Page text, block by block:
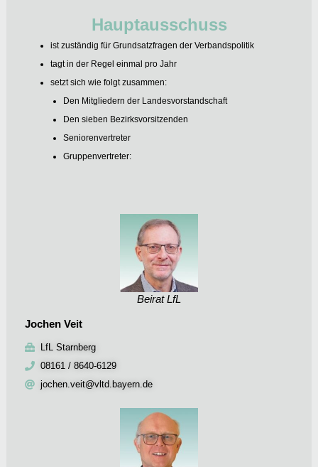
Hauptausschuss
ist zuständig für Grundsatzfragen der Verbandspolitik
tagt in der Regel einmal pro Jahr
setzt sich wie folgt zusammen:
Den Mitgliedern der Landesvorstandschaft
Den sieben Bezirksvorsitzenden
Seniorenvertreter
Gruppenvertreter:
Beirat LfL
Jochen Veit
LfL Starnberg
08161 / 8640-6129
jochen.veit@vltd.bayern.de